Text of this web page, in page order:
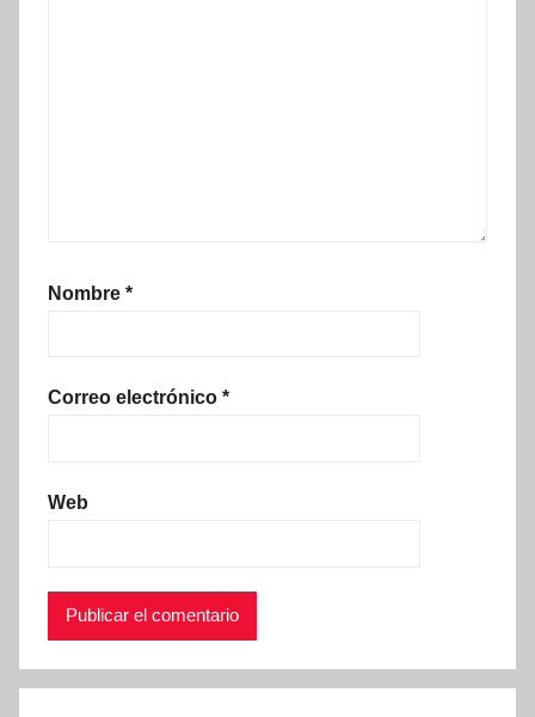
Nombre *
Correo electrónico *
Web